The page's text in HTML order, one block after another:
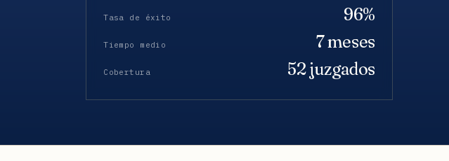
Tasa de éxito 96%
Tiempo medio 7 meses
Cobertura 52 juzgados